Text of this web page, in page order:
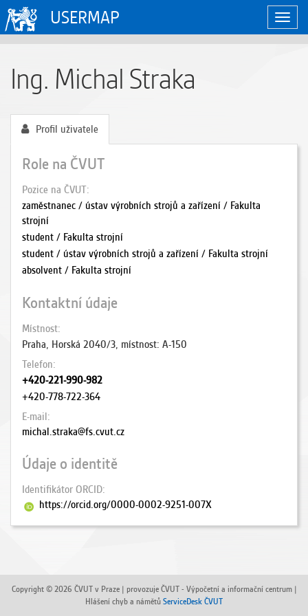
USERMAP
Ing. Michal Straka
Profil uživatele
Role na ČVUT
Pozice na ČVUT
zaměstnanec / ústav výrobních strojů a zařízení / Fakulta
strojní
student / Fakulta strojní
student / ústav výrobních strojů a zařízení / Fakulta strojní
absolvent / Fakulta strojní
Kontaktní údaje
Místnost
Praha, Horská 2040/3, místnost: A-150
Telefon
+420-221-990-982
+420-778-722-364
E-mail
michal.straka@fs.cvut.cz
Údaje o identitě
Identifikátor ORCID
https://orcid.org/0000-0002-9251-007X
Copyright © 2026 ČVUT v Praze | provozuje ČVUT - Výpočetní a informační centrum |
Hlášení chyb a námětů ServiceDesk ČVUT